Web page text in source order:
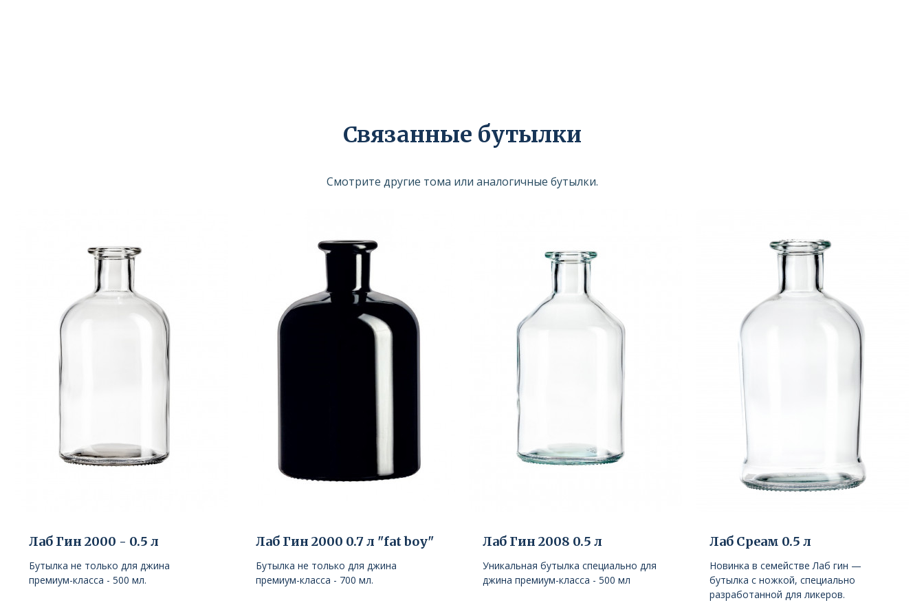
Связанные бутылки
Смотрите другие тома или аналогичные бутылки.
Лаб Гин 2000 - 0.5 л
Бутылка не только для джина
премиум-класса - 500 мл.
Лаб Гин 2000 0.7 л "fat boy"
Бутылка не только для джина
премиум-класса - 700 мл.
Лаб Гин 2008 0.5 л
Уникальная бутылка специально для
джина премиум-класса - 500 мл
Лаб Среaм 0.5 л
Новинка в семействе Лаб гин —
бутылка с ножкой, специально
разработанной для ликеров.